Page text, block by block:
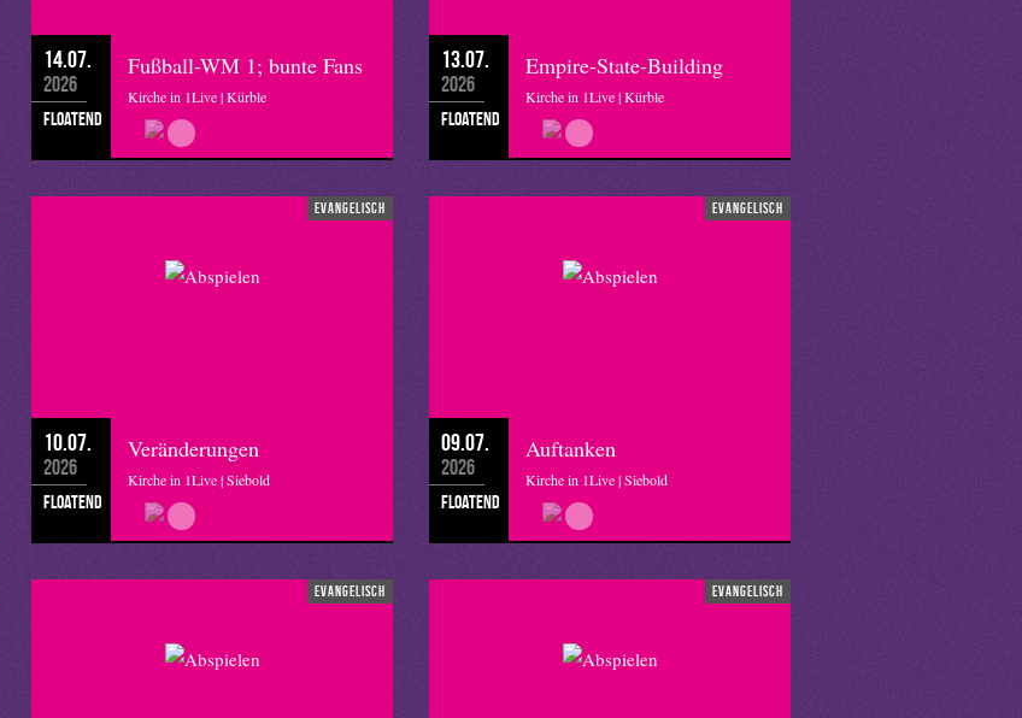
14.07.
2026
floatend
Fußball-WM 1; bunte Fans
Kirche in 1Live | Kürble
13.07.
2026
floatend
Empire-State-Building
Kirche in 1Live | Kürble
evangelisch
10.07.
2026
floatend
Veränderungen
Kirche in 1Live | Siebold
evangelisch
09.07.
2026
floatend
Auftanken
Kirche in 1Live | Siebold
evangelisch evangelisch